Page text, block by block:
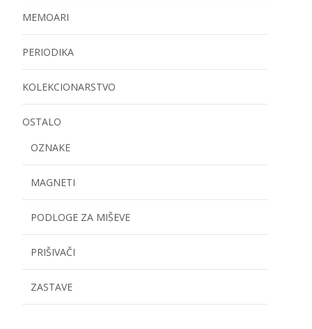
MEMOARI
PERIODIKA
KOLEKCIONARSTVO
OSTALO
OZNAKE
MAGNETI
PODLOGE ZA MIŠEVE
PRIŠIVAČI
ZASTAVE